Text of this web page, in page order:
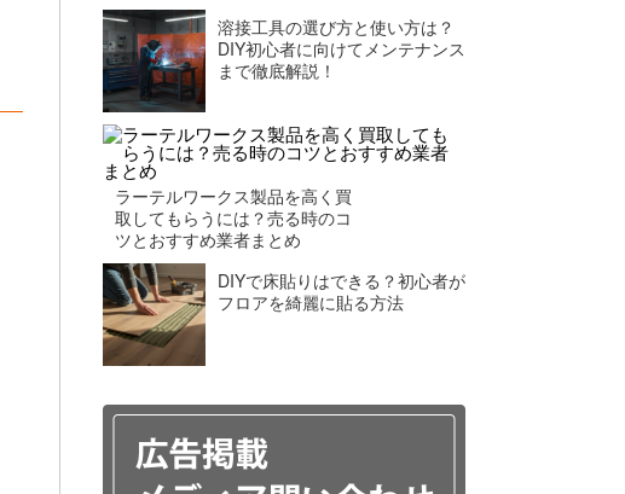
溶接工具の選び方と使い方は？
DIY初心者に向けてメンテナンス
まで徹底解説！
ラーテルワークス製品を高く買
取してもらうには？売る時のコ
ツとおすすめ業者まとめ
DIYで床貼りはできる？初心者が
フロアを綺麗に貼る方法